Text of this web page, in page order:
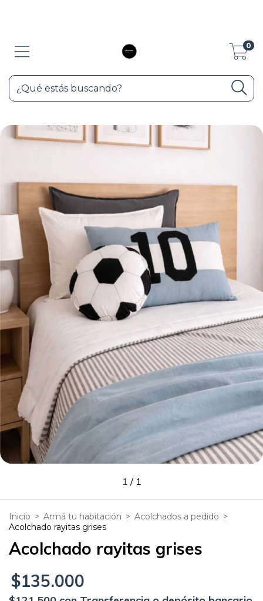
0
1 / 1
Inicio > Armá tu habitación > Acolchados a pedido >
Acolchado rayitas grises
Acolchado rayitas grises
$135.000